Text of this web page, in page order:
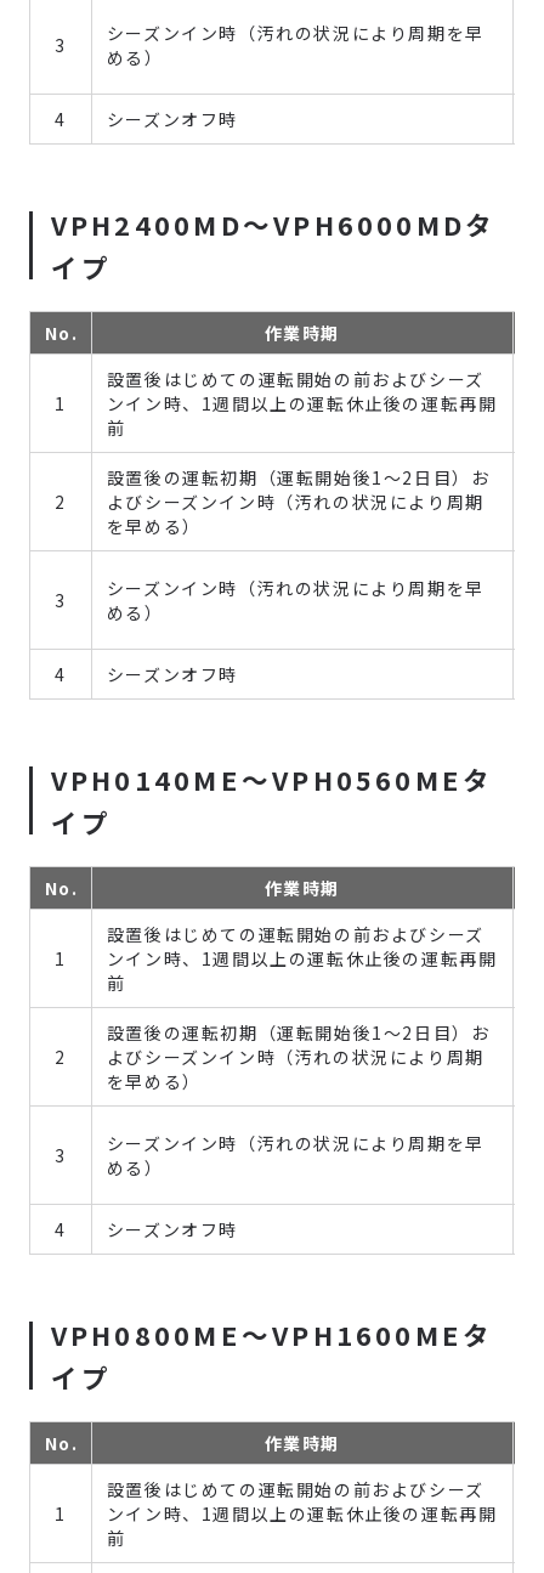
3
シーズンイン時（汚れの状況により周期を早
める）
4 シーズンオフ時
VPH2400MD～VPH6000MDタ
イプ
No. 作業時期
1
設置後はじめての運転開始の前およびシーズ
ンイン時、1週間以上の運転休止後の運転再開
前
2
設置後の運転初期（運転開始後1～2日目）お
よびシーズンイン時（汚れの状況により周期
を早める）
3
シーズンイン時（汚れの状況により周期を早
める）
4 シーズンオフ時
VPH0140ME～VPH0560MEタ
イプ
No. 作業時期
1
設置後はじめての運転開始の前およびシーズ
ンイン時、1週間以上の運転休止後の運転再開
前
2
設置後の運転初期（運転開始後1～2日目）お
よびシーズンイン時（汚れの状況により周期
を早める）
3
シーズンイン時（汚れの状況により周期を早
める）
4 シーズンオフ時
VPH0800ME～VPH1600MEタ
イプ
No. 作業時期
1
設置後はじめての運転開始の前およびシーズ
ンイン時、1週間以上の運転休止後の運転再開
前